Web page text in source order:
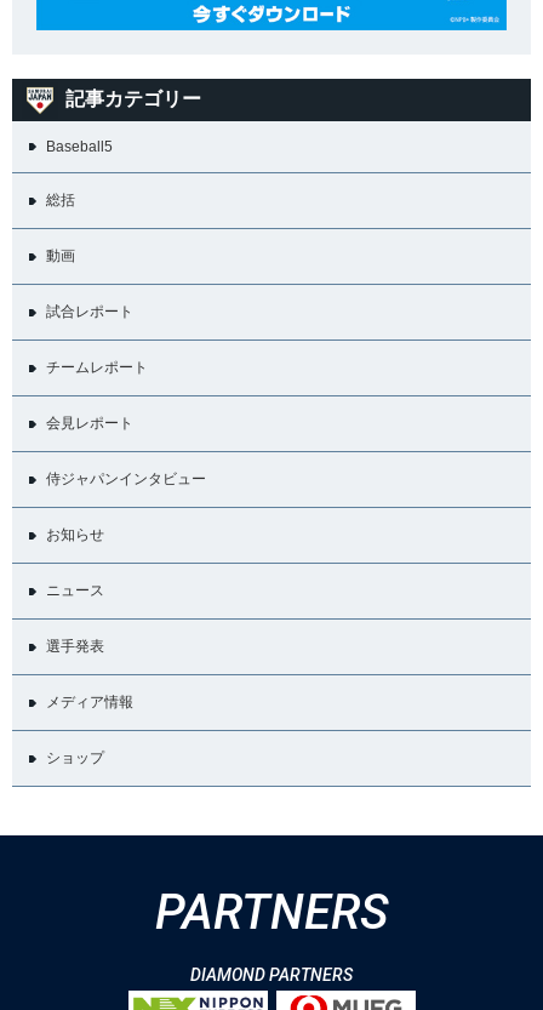
記事カテゴリー
Baseball5
総括
動画
試合レポート
チームレポート
会見レポート
侍ジャパンインタビュー
お知らせ
ニュース
選手発表
メディア情報
ショップ
PARTNERS
DIAMOND PARTNERS